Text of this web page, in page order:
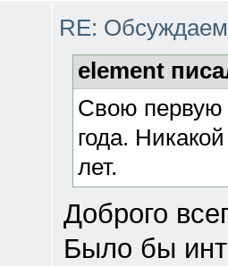
RE:
element
Свою первую
года.
лет.
Доброго
Было бы